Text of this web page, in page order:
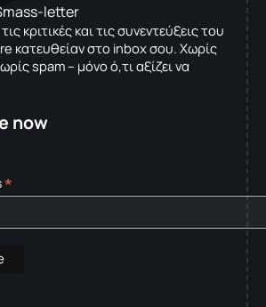
letter
κριτικές και τις συνεντεύξεις του
κατευθείαν στο inbox σου. Χωρίς
spam – μόνο ό,τι αξίζει να
now
*